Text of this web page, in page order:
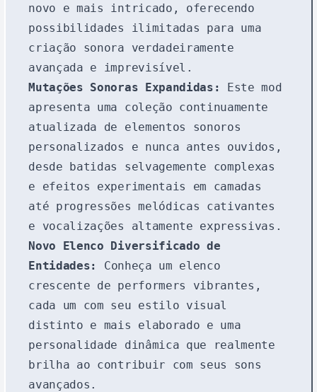
novo e mais intricado, oferecendo
possibilidades ilimitadas para uma
criação sonora verdadeiramente
avançada e imprevisível.
Mutações Sonoras Expandidas:
Este mod
apresenta uma coleção continuamente
atualizada de elementos sonoros
personalizados e nunca antes ouvidos,
desde batidas selvagemente complexas
e efeitos experimentais em camadas
até progressões melódicas cativantes
e vocalizações altamente expressivas.
Novo Elenco Diversificado de
Entidades:
Conheça um elenco
crescente de performers vibrantes,
cada um com seu estilo visual
distinto e mais elaborado e uma
personalidade dinâmica que realmente
brilha ao contribuir com seus sons
avançados.